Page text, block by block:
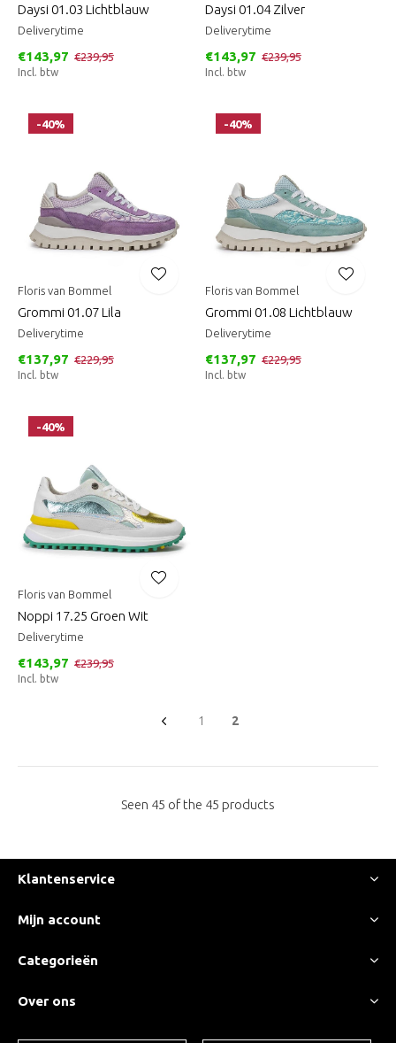
Daysi 01.03 Lichtblauw
Deliverytime
€143,97 €239,95
Incl. btw
Daysi 01.04 Zilver
Deliverytime
€143,97 €239,95
Incl. btw
-40%
Floris van Bommel
Grommi 01.07 Lila
Deliverytime
€137,97 €229,95
Incl. btw
-40%
Floris van Bommel
Grommi 01.08 Lichtblauw
Deliverytime
€137,97 €229,95
Incl. btw
-40%
Floris van Bommel
Noppi 17.25 Groen Wit
Deliverytime
€143,97 €239,95
Incl. btw
1 2
Seen 45 of the 45 products
Klantenservice
Mijn account
Categorieën
Over ons